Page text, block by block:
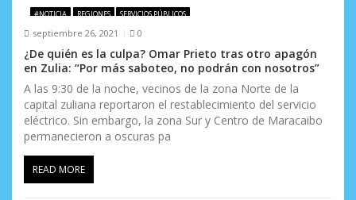
d
e
e
n
t
r
a
#NOTICIA REGIONES SERVICIOS PÚBLICOS
septiembre 26, 2021 0
¿De quién es la culpa? Omar Prieto tras otro apagón
en Zulia: “Por más saboteo, no podrán con nosotros”
A las 9:30 de la noche, vecinos de la zona Norte de la
capital zuliana reportaron el restablecimiento del servicio
eléctrico. Sin embargo, la zona Sur y Centro de Maracaibo
permanecieron a oscuras pa
READ MORE